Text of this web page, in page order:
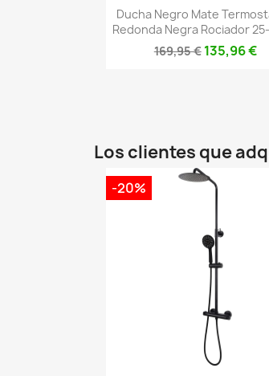
Vista rápida
Ducha Negro Mate
Redonda Negra Rociador
169,95 € 135,96 €
Los clientes que
-20%